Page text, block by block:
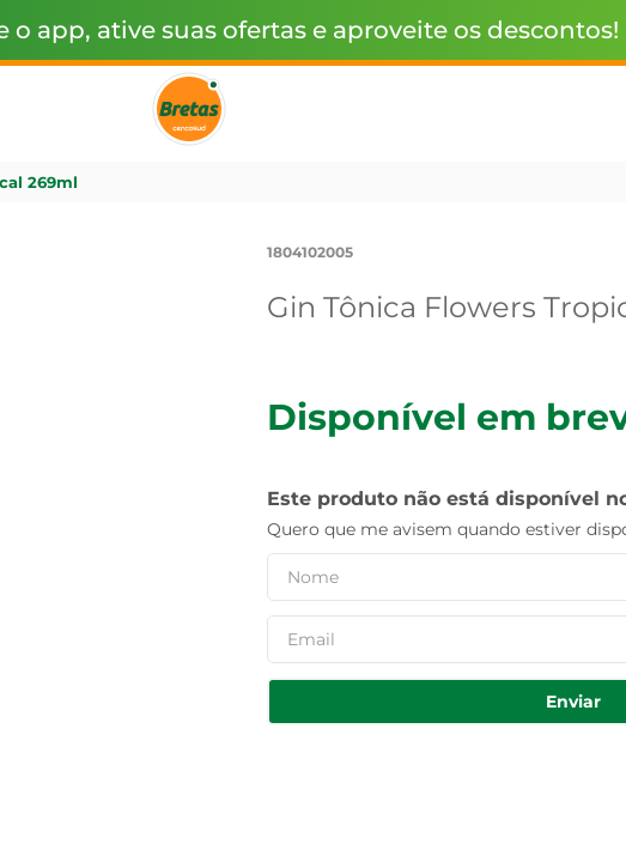
o app, ative suas ofertas e aproveite os descontos!
269ml
1804102005
Gin Tônica Flowers
Disponível em
Este produto não está disponível
Quero que me avisem quando estiver
Enviar